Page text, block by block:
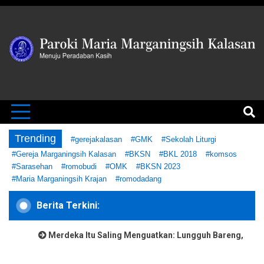
Skip
Paroki
Kalasan
Trending #gerejakalasan #GMK
#Sekolah Liturgi
#Gereja Marganingsih Kalasan
#BKSN #BKL 2018
#komsos
#Sarasehan
#romobudi #OMK
#BKSN 2023
#Maria Marganingsih Krajan
#romodadang
Berita Terkini:
Merdeka Itu Saling Menguatkan: Lungguh Bareng,